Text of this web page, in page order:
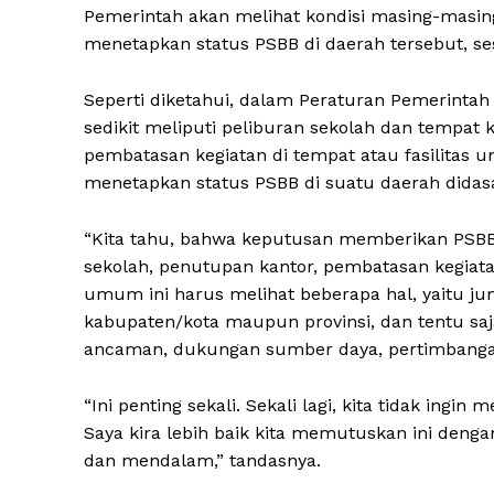
Pemerintah akan melihat kondisi masing-
menetapkan status PSBB di daerah tersebut,
Seperti diketahui, dalam Peraturan
sedikit meliputi peliburan sekolah dan tempat
pembatasan kegiatan di tempat atau fasilitas
menetapkan status PSBB di suatu daerah
“Kita tahu, bahwa keputusan memberikan
sekolah, penutupan kantor, pembatasan
umum ini harus melihat beberapa hal, yaitu
kabupaten/kota maupun provinsi, dan tentu
ancaman, dukungan sumber daya,
“Ini penting sekali. Sekali lagi, kita tidak ingin
Saya kira lebih baik kita memutuskan ini
dan mendalam,” tandasnya.